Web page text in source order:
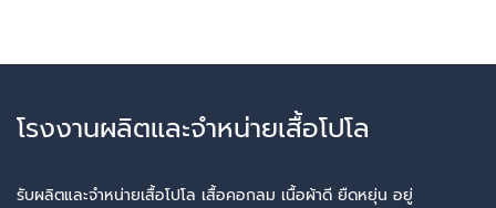
โรงงานผลิตและจำหน่ายเสื้อโปโล
รับผลิตและจำหน่ายเสื้อโปโล เสื้อคอกลม เนื้อผ้าดี ยืดหยุ่น อยู่